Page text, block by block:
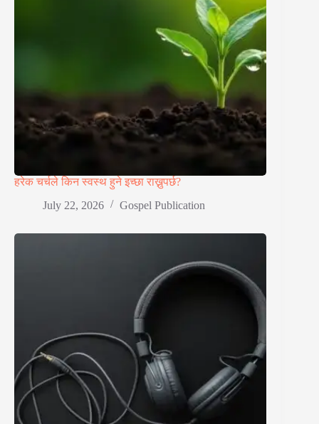
हरेक चर्चले किन स्वस्थ हुने इच्छा राख्नुपर्छ?
July 22, 2026
Gospel Publication